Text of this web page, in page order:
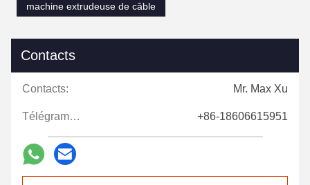
machine extrudeuse de câble
Contacts
Contacts: Mr. Max Xu
Télégramme: +86-18606615951